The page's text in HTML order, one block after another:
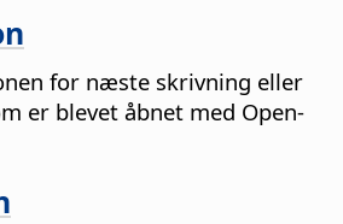
for næste skrivning eller
er blevet åbnet med Open-